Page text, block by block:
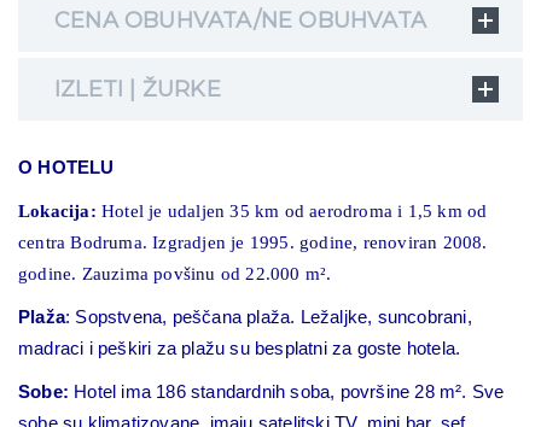
CENA OBUHVATA/NE OBUHVATA
IZLETI | ŽURKE
O HOTELU
Lokacija: Hotel je udaljen 35 km od aerodroma i 1,5 km od
centra Bodruma. Izgradjen je 1995. godine, renoviran 2008.
godine. Zauzima povšinu od 22.000 m².
Plaža: Sopstvena, peščana plaža. Ležaljke, suncobrani,
madraci i peškiri za plažu su besplatni za goste hotela.
Sobe: Hotel ima 186 standardnih soba, površine 28 m². Sve
sobe su klimatizovane, imaju satelitski TV, mini bar, sef,